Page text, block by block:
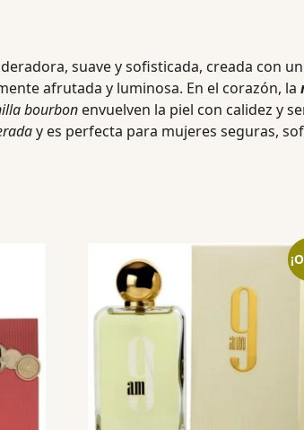
suave y sofisticada, creada con
afrutada y luminosa. En el corazón, la
bourbon envuelven la piel con calidez y
y es perfecta para mujeres seguras,